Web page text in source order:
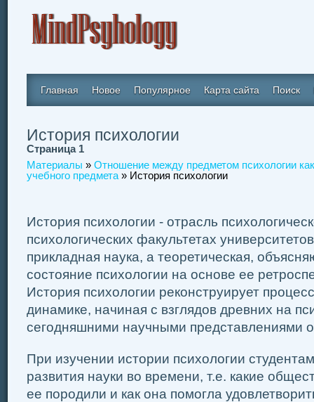
Главная Новое Популярное Карта сайта Поиск
История психологии
Страница 1
Материалы » Отношение между предметом психологии
учебного предмета » История психологии
История психологии - отрасль
психологических факультетах
прикладная наука, а теоретическая,
состояние психологии на основе ее
История психологии реконструирует
динамике, начиная с взглядов древних на
сегодняшними научными представлениями
При изучении истории психологии
развития науки во времени, т.е. какие
ее породили и как она помогла